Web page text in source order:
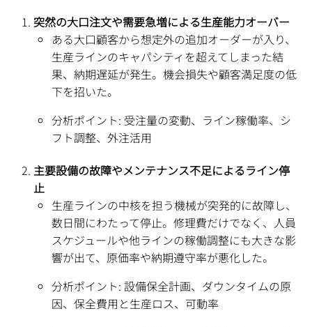
突然の大口注文や需要急増による生産能力オーバー
ある大口顧客から想定外の追加オーダーが入り、
生産ラインのキャパシティを超えてしまった結
果、納期遅延が発生。機会損失や顧客満足度の低
下を招いた。
分析ポイント: 受注量の変動、ライン稼働率、シ
フト調整、外注活用
主要設備の故障やメンテナンス不足によるライン停
止
生産ラインの中核を担う機械が突発的に故障し、
数日間にわたって停止。修理費だけでなく、人員
スケジュールや他ラインの稼働調整にも大きな影
響が出て、原価率や納期遵守率が悪化した。
分析ポイント: 設備保全計画、ダウンタイムの原
因、保全費用と生産ロス、可動率